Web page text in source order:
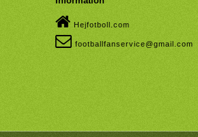
Hejfotboll.com
footballfanservice@gmail.com